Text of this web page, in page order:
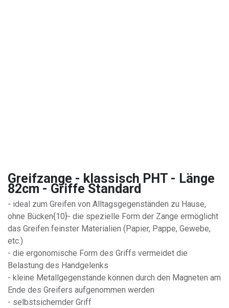
Greifzange - klassisch PHT - Länge
82cm - Griffe Standard
- ideal zum Greifen von Alltagsgegenständen zu Hause,
ohne Bücken{10}- die spezielle Form der Zange ermöglicht
das Greifen feinster Materialien (Papier, Pappe, Gewebe,
etc.)
- die ergonomische Form des Griffs vermeidet die
Belastung des Handgelenks
- kleine Metallgegenstände können durch den Magneten am
Ende des Greifers aufgenommen werden
- selbstsichernder Griff